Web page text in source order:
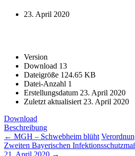
23. April 2020
Version
Download 13
Dateigröße 124.65 KB
Datei-Anzahl 1
Erstellungsdatum 23. April 2020
Zuletzt aktualisiert 23. April 2020
Download
Beschreibung
Post
navigation
← MGH – Schwebheim blüht
Zweiten Bayerischen
21. April 2020 →